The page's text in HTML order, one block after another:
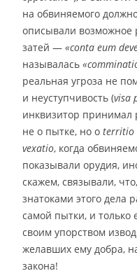
на обвиняемого
описывали возможное
затей — «conta eum
называлась
реальная угроза не
и неуступчивость (visa
инквизитор
не о пытке, но о territio
vexatio, когда
показывали орудия,
скажем, связывали,
знатоками этого дела
самой пытки, и только
своим упорством
желавших ему добра,
закона!